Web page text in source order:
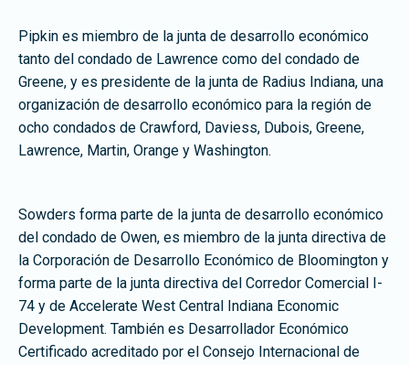
Pipkin es miembro de la junta de desarrollo económico
tanto del condado de Lawrence como del condado de
Greene, y es presidente de la junta de Radius Indiana, una
organización de desarrollo económico para la región de
ocho condados de Crawford, Daviess, Dubois, Greene,
Lawrence, Martin, Orange y Washington.
Sowders forma parte de la junta de desarrollo económico
del condado de Owen, es miembro de la junta directiva de
la Corporación de Desarrollo Económico de Bloomington y
forma parte de la junta directiva del Corredor Comercial I-
74 y de Accelerate West Central Indiana Economic
Development. También es Desarrollador Económico
Certificado acreditado por el Consejo Internacional de